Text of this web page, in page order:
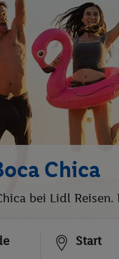
Chica
bei Lidl
Start